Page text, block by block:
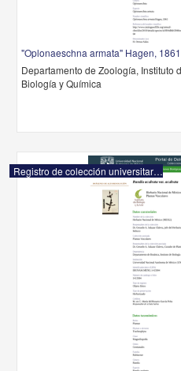
"Oplonaeschna armata" Hagen, 1861
Departamento de Zoología, Instituto
Biología y Química
Registro de colección universitaria